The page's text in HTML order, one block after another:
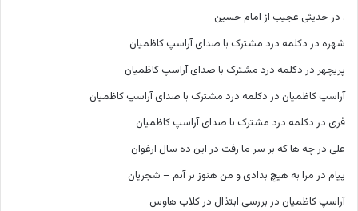
. در حدیثی عجیب از امام حسین
شهره در دکلمه درد مشترک با صدای آراسپ کاظمیان
پریچهر در دکلمه درد مشترک با صدای آراسپ کاظمیان
آراسپ کاظمیان در دکلمه درد مشترک با صدای آراسپ کاظمیان
فری در دکلمه درد مشترک با صدای آراسپ کاظمیان
علی در چه ها که بر سر ما رفت در این ده سال ارغوان
پیام در مرا به هیچ بدادی و من هنوز بر آنم – شجریان
آراسپ کاظمیان در بررسی ابتذال در کلاب هاوس